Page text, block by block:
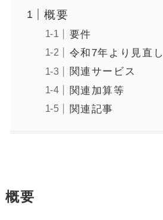
概要
要件
令和7年より見直し
関連サービス
関連加算等
関連記事
概要